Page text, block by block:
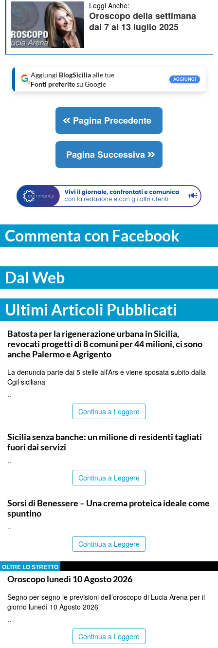
Leggi Anche:
Oroscopo della settimana
dal 7 al 13 luglio 2025
Aggiungi BlogSiciliaalle tue
Fonti preferitesu Google
AGGIUNGI
Pagina Precedente
Pagina Successiva
Commenta con Facebook
Dal Web
Ultimi Articoli Pubblicati
PALERMO
Batosta per la rigenerazione urbana in Sicilia,
revocati progetti di 8 comuni per 44 milioni, ci sono
anche Palermo e Agrigento
La denuncia parte dai 5 stelle all’Ars e viene sposata subito dalla
Cgil siciliana
..
Continua a Leggere
Sicilia senza banche: un milione di residenti tagliati
fuori dai servizi
..
Continua a Leggere
Sorsi di Benessere – Una crema proteica ideale come
spuntino
..
Continua a Leggere
OLTRE LO STRETTO
Oroscopo lunedì 10 Agosto 2026
Segno per segno le previsioni dell’oroscopo di Lucia Arena per il
giorno lunedì 10 Agosto 2026
..
Continua a Leggere